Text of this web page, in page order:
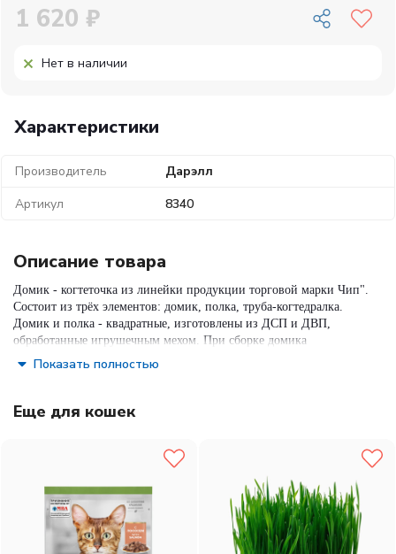
Характеристики
Производитель
Дарэлл
Артикул
8340
1 620 ₽
Нет в наличии
Описание товара
Домик - когтеточка из линейки продукции торговой марки Чип".
Состоит из трёх элементов: домик, полка, труба-когтедралка.
Домик и полка - квадратные, изготовлены из ДСП и ДВП,
обработанные игрушечным мехом. При сборке домика
использовалась узкая скоба, позволяющая "скрыть" места
коробку. Особенностью данной модели является сочетание
данного изделия высокотехнологического оборудования, которое
осуществляет экономичный раскрой материалов, позволили
получить конкурентноспособную цену. Существует в трех
модификациях - по используемому материалу в когтедралках -
джутовая, ковролиновая и шпагат. Данная модель джутовая."
Показать полностью
Еще для кошек